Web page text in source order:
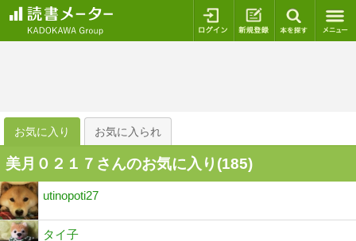
ログイン 新規登録
お気に入り お気に入られ
美月０２１７さんのお気に入り(185)
utinopoti27
タイ子